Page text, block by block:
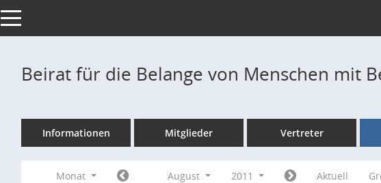
Toggle navigation
Beirat für die Belange von Menschen mit
Informationen Mitglieder Vertreter
Monat August 2011 Aktuell